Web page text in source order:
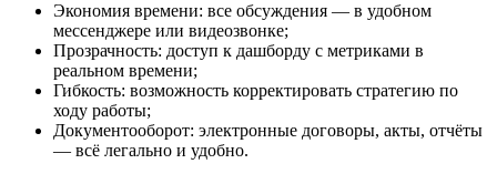
Экономия времени: все обсуждения — в удобном
мессенджере или видеозвонке;
Прозрачность: доступ к дашборду с метриками в
реальном времени;
Гибкость: возможность корректировать стратегию по
ходу работы;
Документооборот: электронные договоры, акты, отчёты
— всё легально и удобно.